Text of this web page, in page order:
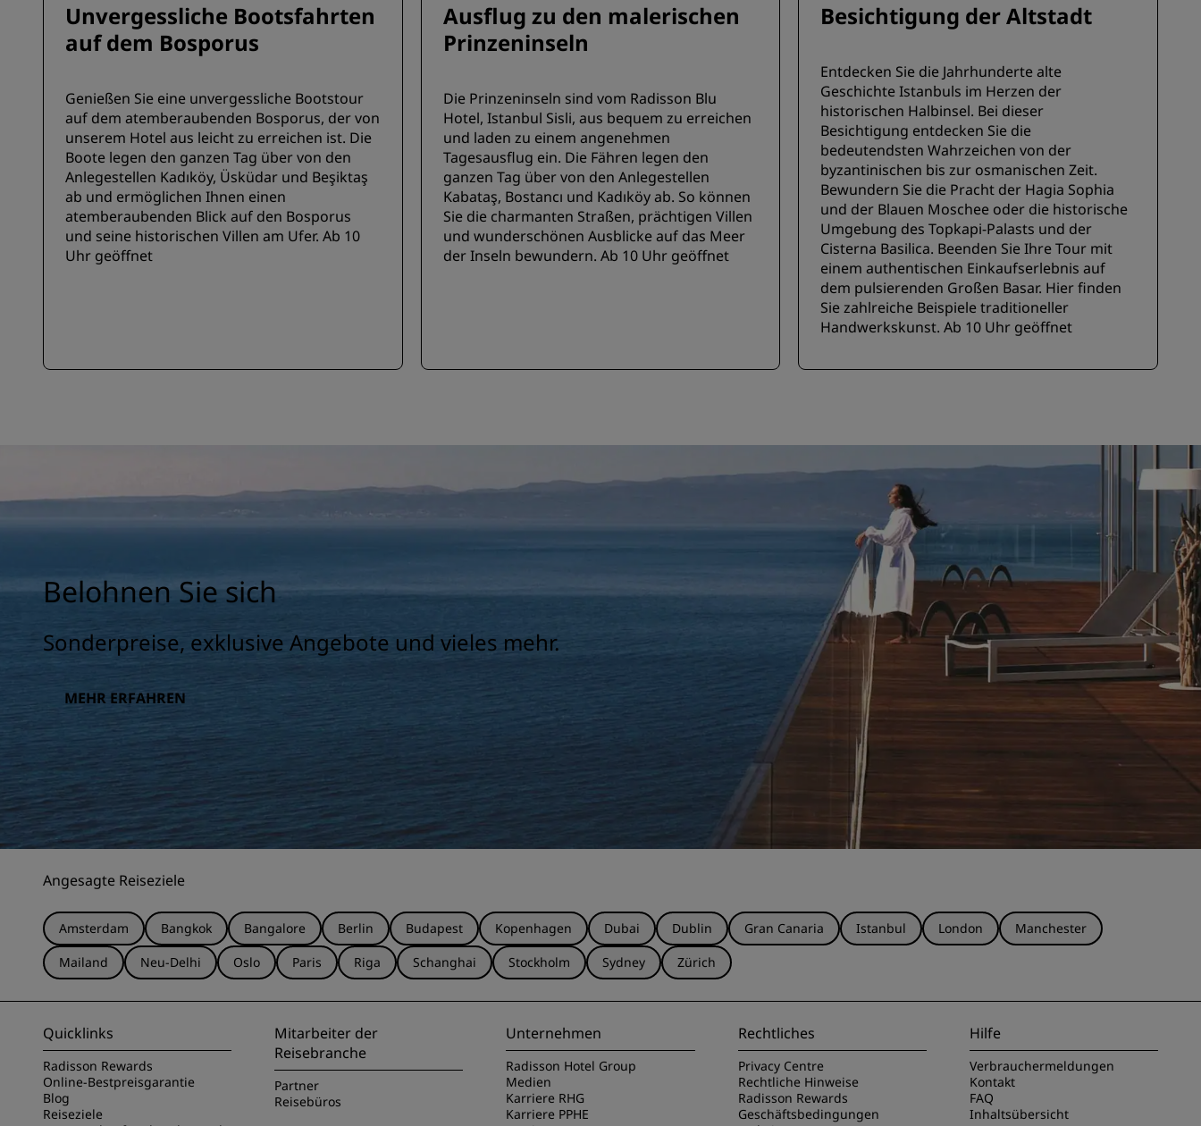
Unvergessliche Bootsfahrten
auf dem Bosporus
Genießen Sie eine unvergessliche Bootstour
auf dem atemberaubenden Bosporus, der von
unserem Hotel aus leicht zu erreichen ist. Die
Boote legen den ganzen Tag über von den
Anlegestellen Kadıköy, Üsküdar und Beşiktaş
ab und ermöglichen Ihnen einen
atemberaubenden Blick auf den Bosporus
und seine historischen Villen am Ufer. Ab 10
Uhr geöffnet
Ausflug zu den malerischen
Prinzeninseln
Die Prinzeninseln sind vom Radisson Blu
Hotel, Istanbul Sisli, aus bequem zu erreichen
und laden zu einem angenehmen
Tagesausflug ein. Die Fähren legen den
ganzen Tag über von den Anlegestellen
Kabataş, Bostancı und Kadıköy ab. So können
Sie die charmanten Straßen, prächtigen Villen
und wunderschönen Ausblicke auf das Meer
der Inseln bewundern. Ab 10 Uhr geöffnet
Besichtigung der Altstadt
Entdecken Sie die Jahrhunderte alte
Geschichte Istanbuls im Herzen der
historischen Halbinsel. Bei dieser
Besichtigung entdecken Sie die
bedeutendsten Wahrzeichen von der
byzantinischen bis zur osmanischen Zeit.
Bewundern Sie die Pracht der Hagia Sophia
und der Blauen Moschee oder die historische
Umgebung des Topkapi-Palasts und der
Cisterna Basilica. Beenden Sie Ihre Tour mit
einem authentischen Einkaufserlebnis auf
dem pulsierenden Großen Basar. Hier finden
Sie zahlreiche Beispiele traditioneller
Handwerkskunst. Ab 10 Uhr geöffnet
Belohnen Sie sich
Sonderpreise, exklusive Angebote und vieles mehr.
MEHR ERFAHREN
Angesagte Reiseziele
Amsterdam Bangkok Bangalore Berlin Budapest Kopenhagen Dubai Dublin Gran Canaria Istanbul London
Manchester
Mailand
Neu-Delhi Oslo Paris Riga Schanghai Stockholm Sydney Zürich
Quicklinks
Radisson Rewards
Online-Bestpreisgarantie
Blog
Reiseziele
Mitarbeiter der
Reisebranche
Partner
Reisebüros
Unternehmen
Radisson Hotel Group
Medien
Karriere RHG
Karriere PPHE
Rechtliches
Privacy Centre
Rechtliche Hinweise
Radisson Rewards
Geschäftsbedingungen
Hilfe
Verbrauchermeldungen
Kontakt
FAQ
Inhaltsübersicht